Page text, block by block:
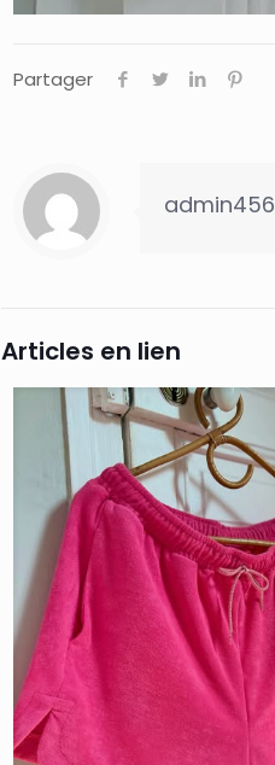
Partager
admin456
Articles en lien